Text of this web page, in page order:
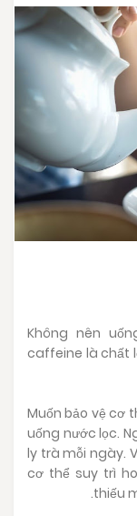
Không nên
caffeine là chất
Muốn bảo vệ cơ
uống nước lọc.
ly trà mỗi ngày.
cơ thể suy trì
thiếu